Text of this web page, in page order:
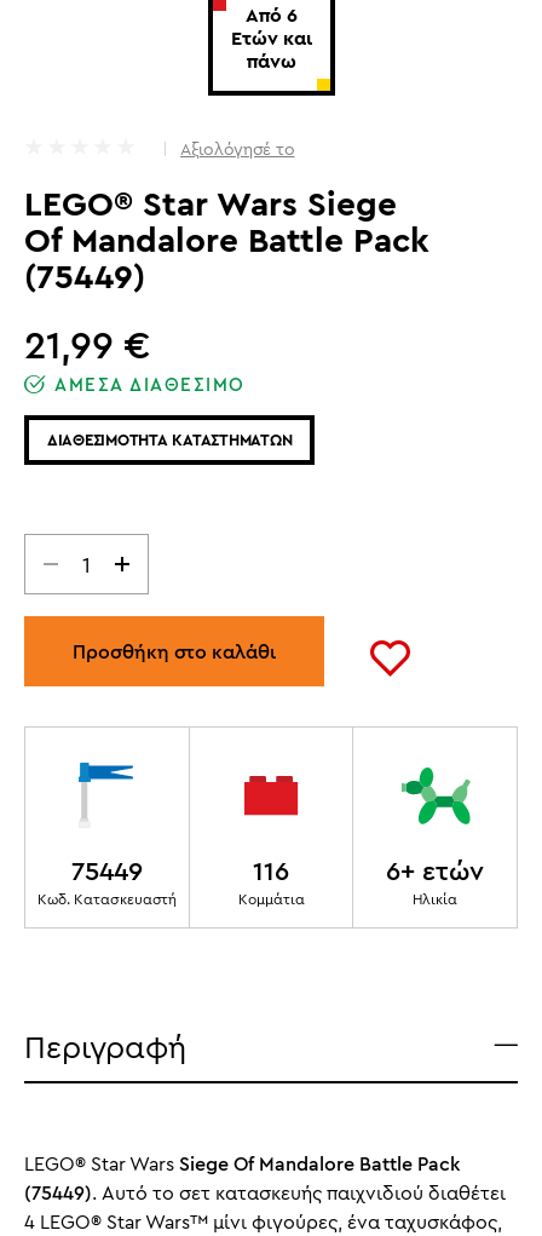
Από 6
Ετών και
πάνω
Αξιολόγησέ το
LEGO® Star Wars Siege
Of Mandalore Battle Pack
(75449)
21,99 €
ΑΜΕΣΑ ΔΙΑΘΕΣΙΜΟ
ΔΙΑΘΕΣΙΜΟΤΗΤΑ ΚΑΤΑΣΤΗΜΑΤΩΝ
Προσθήκη στο καλάθι
75449
Κωδ. Κατασκευαστή
116
Κομμάτια
6+ ετών
Ηλικία
Περιγραφή
LEGO® Star Wars Siege Of Mandalore Battle Pack
(75449). Αυτό το σετ κατασκευής παιχνιδιού διαθέτει
4 LEGO® Star Wars™ μίνι φιγούρες, ένα ταχυσκάφος,